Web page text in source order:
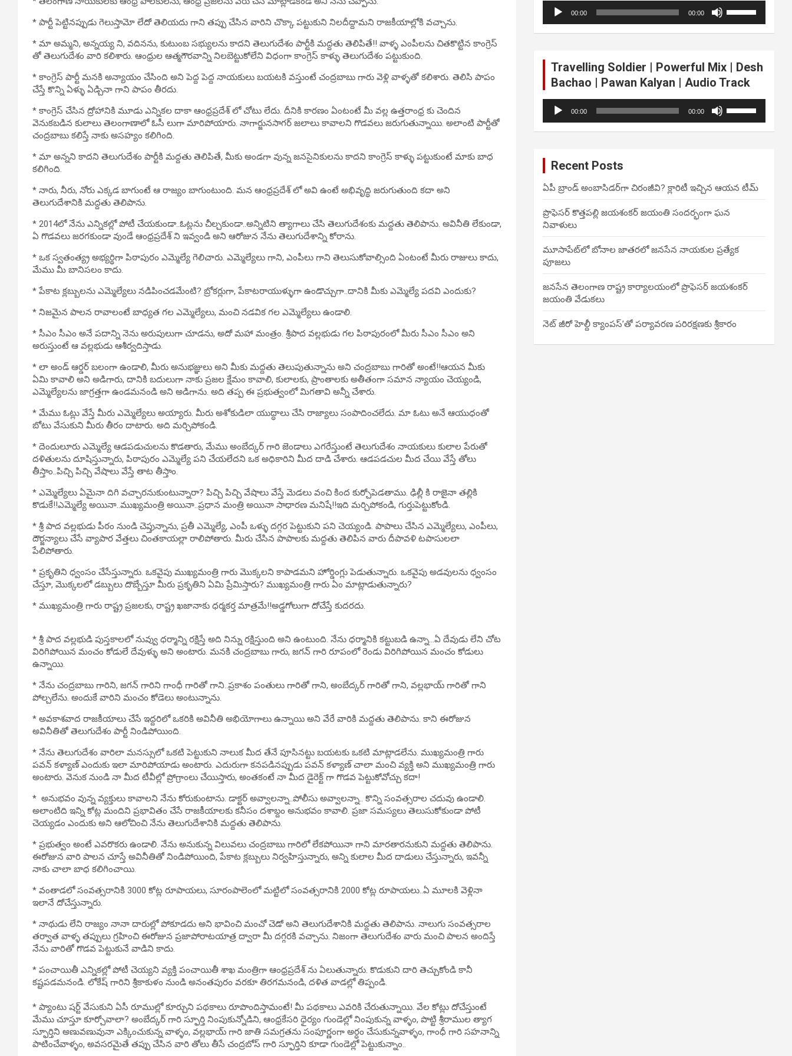
* పార్టీ పెట్టినప్పుడు గెలుస్తామో లేదో తెలియదు గాని తప్పు చేసిన వారిని చొక్కా పట్టుకుని నిలదీద్దామని రాజకీయాల్లోకి వచ్చాను.
* మా అమ్మని, అన్నయ్య ని, వదినను, కుటుంబ సభ్యులను కాదని తెలుగుదేశం పార్టీకి మద్దతు తెలిపితే!! వాళ్ళ ఎంపీలను చితకొట్టిన కాంగ్రెస్
తో తెలుగుదేశం వారి కలిశారు. ఆంధ్రుల ఆత్మగౌరవాన్ని నిలబెట్టుకోలేని విధంగా కాంగ్రెస్ కాళ్ళు తెలుగుదేశం పట్టుకుంది.
* కాంగ్రెస్ పార్టీ మనకి అన్యాయం చేసింది అని పెద్ద పెద్ద నాయకులు బయటకి వస్తుంటే చంద్రబాబు గారు వెళ్లి వాళ్ళతో కలిశారు. తెలిసి పాపం
చేస్తే కొన్ని ఏళ్ళు ఏడ్చినా గాని పాపం తీరదు.
* కాంగ్రెస్ చేసిన ద్రోహానికి మూడు ఎన్నికల దాకా ఆంధ్రప్రదేశ్ లో చోటు లేదు. దీనికి కారణం ఏంటంటే మీ వల్ల ఉత్తరాంధ్ర కు చెందిన
వెనుకబడిన కులాలు తెలంగాణాలో ఓసీ లుగా మారిపోయారు. నాగార్జునసాగర్ జలాలు కావాలని గొడవలు జరుగుతున్నాయి. అలాంటి పార్టీతో
చంద్రబాబు కలిస్తే నాకు అసహ్యం కలిగింది.
* మా అన్నని కాదని తెలుగుదేశం పార్టీకి మద్దతు తెలిపితే, మీకు అండగా వున్న జనసైనికులను కాదని కాంగ్రెస్ కాళ్ళు పట్టుకుంటే మాకు బాధ
కలిగింది.
* నారు, నీరు, నోరు ఎక్కడ బాగుంటే ఆ రాజ్యం బాగుంటుంది. మన ఆంధ్రప్రదేశ్ లో అవి ఉంటే అభివృద్ధి జరుగుతుంది కదా అని
తెలుగుదేశానికి మద్దతు తెలిపాను.
* 2014లో నేను ఎన్నికల్లో పోటీ చేయకుండా..ఓట్లను చీల్చకుండా..అన్నిటిని త్యాగాలు చేసి తెలుగుదేశంకు మద్దతు తెలిపాను. అవినీతి లేకుండా,
ఏ గొడవలు జరగకుండా వుండే ఆంధ్రప్రదేశ్ ని ఇవ్వండి అని ఆరోజున నేను తెలుగుదేశాన్ని కోరాను.
* ఒక స్వతంత్య్ర అభ్యర్థిగా పిఠాపురం ఎమ్మెల్యే గెలిచారు. ఎమ్మెల్యేలు గాని, ఎంపీలు గాని తెలుసుకోవాల్సింది ఏంటంటే మీరు రాజులు కాదు,
మేము మీ బానిసలం కాదు.
* పేకాట క్లబ్బులను ఎమ్మెల్యేలు నడిపించడమేంటి? బ్రోకర్లుగా, పేకాటరాయుళ్ళుగా ఉండొచ్చుగా..దానికి మీకు ఎమ్మెల్యే పదవి ఎందుకు?
* నిజమైన పాలన రావాలంటే బాధ్యత గల ఎమ్మెల్యేలు, మంచి నడవిక గల ఎమ్మెల్యేలు ఉండాలి.
* సీఎం సీఎం అనే పదాన్ని నెను అరుపులుగా చూడను, అదో మహా మంత్రం. శ్రీపాద వల్లభుడు గల పిఠాపురంలో మీరు సీఎం సీఎం అని
అరుస్తుంటే ఆ వల్లభుడు ఆశీర్వదిస్తాడు.
* లా అండ్ ఆర్డర్ బలంగా ఉండాలి, మీరు అనుభజ్ఞులు అని మీకు మద్దతు తెలుపుతున్నాను అని చంద్రబాబు గారితో అంటే!!ఆయన మీకు
ఏమి కావాలి అని అడిగారు, దానికి బదులుగా నాకు ప్రజల క్షేమం కావాలి, కులాలకు, ప్రాంతాలకు అతీతంగా సమాన న్యాయం చెయ్యండి,
ఎమ్మెల్యేలను జాగ్రత్తగా ఉండమనండి అని అడిగాను. అది తప్ప ఈ ప్రభుత్వంలో మిగతావి అన్నీ చేశారు.
* మేము ఓట్లు వేస్తే మీరు ఎమ్మెల్యేలు అయ్యారు. మీరు అశోకుడిలా యుద్ధాలు చేసి రాజ్యాలు సంపాదించలేదు. మా ఓటు అనే ఆయుధంతో
బోటు వేసుకుని మీరు తీరం దాటారు. అది మర్చిపోకండి.
* దెందులూరు ఎమ్మెల్యే ఆడపడుచులను కొడతారు, మేము అంబేద్కర్ గారి జెండాలు ఎగరేస్తుంటే తెలుగుదేశం నాయకులు కులాల పేరుతో
దళితులను దూషిస్తున్నారు, పిఠాపురం ఎమ్మెల్యే పని చేయలేదని ఒక అధికారిని మీద దాడి చేశారు. ఆడపడచుల మీద చేయి వేస్తే తోలు
తీస్తాం..పిచ్చి పిచ్చి వేషాలు వేస్తే తాట తీస్తాం.
* ఎమ్మెల్యేలు ఏమైనా దిగి వచ్చారనుకుంటున్నారా? పిచ్చి పిచ్చి వేషాలు వేస్తే మెడలు వంచి కింద కుర్చోపెడతాము. ఢిల్లీ కి రాజైనా తల్లికి
కొడుకే!!ఎమ్మెల్యే అయినా..ముఖ్యమంత్రి అయినా..ప్రధాన మంత్రి అయినా సాధారణ మనిషే!!ఇది మర్చిపోకండి, గుర్తుపెట్టుకోండి.
* శ్రీ పాద వల్లభుడు పీఠం నుండి చెప్తున్నాను, ప్రతీ ఎమ్మెల్యే, ఎంపీ ఒళ్ళు దగ్గర పెట్టుకుని పని చెయ్యండి. పాపాలు చేసిన ఎమ్మెల్యేలు, ఎంపీలు,
దౌర్జన్యాలు చేసే వ్యాపార వేత్తలు చింతకాయల్లా రాలిపోతారు. మీరు చేసిన పాపాలకు మద్దతు తెలిపిన వారు దీపావళి టపాసులలా
పేలిపోతారు.
* ప్రకృతిని ధ్వంసం చేసేస్తున్నారు. ఒకవైపు ముఖ్యమంత్రి గారు మొక్కలని కాపాడమని హోర్డింగ్లు పెడుతున్నారు. ఒకవైపు అడవులను ధ్వంసం
చేస్తూ, మొక్కలలో డబ్బులు దొబ్బేస్తూ మీరు ప్రకృతిని ఏమి ప్రేమిస్తారు? ముఖ్యమంత్రి గారు ఏం మాట్లాడుతున్నారు?
* ముఖ్యమంత్రి గారు రాష్ట్ర ప్రజలకు, రాష్ట్ర ఖజానాకు ధర్మకర్త మాత్రమే!!అడ్డగోలుగా దోచేస్తే కుదరదు.
* శ్రీ పాద వల్లభుడి పుస్తకాలలో నువ్వు ధర్మాన్ని రక్షిస్తే అది నిన్ను రక్షిస్తుంది అని ఉంటుంది. నేను ధర్మానికి కట్టుబడి ఉన్నా…ఏ దేవుడు లేని చోట
విరిగిపోయిన మంచం కోడులే దేవుళ్ళు అని అంటారు. మనకి చంద్రబాబు గారు, జగన్ గారి రూపంలో రెండు విరిగిపోయిన మంచం కోడులు
ఉన్నాయి.
* నేను చంద్రబాబు గారిని, జగన్ గారిని గాంధీ గారితో గాని..ప్రకాశం పంతులు గారితో గాని, అంబేద్కర్ గారితో గాని, వల్లభాయ్ గారితో గాని
పోల్చలేను. అందుకే వారిని మంచం కోడెలు అంటున్నాను.
* అవకాశవాద రాజకీయాలు చేసే ఇద్దరిలో ఒకరికి అవినీతి అభియోగాలు ఉన్నాయి అని వేరే వారికి మద్దతు తెలిపాను. కాని ఈరోజున
అవినీతితో తెలుగుదేశం పార్టీ నిండిపోయింది.
* నేను తెలుగుదేశం వారిలా మనస్సులో ఒకటి పెట్టుకుని నాలుక మీద తేనే పూసినట్టు బయటకు ఒకటి మాట్లాడలేను. ముఖ్యమంత్రి గారు
పవన్ కళ్యాణ్ ఎందుకు ఇలా మారిపోయాడు అంటారు. ఎదురుగా కనపడినప్పుడు పవన్ కళ్యాణ్ చాలా మంచి వ్యక్తి అని ముఖ్యమంత్రి గారు
అంటారు. వెనుక నుండి నా మీద టీవీల్లో ప్రోగ్రాంలు చేయిస్తారు, అంతకంటే నా మీద డైరెక్ట్ గా గొడవ పెట్టుకోవోచ్చు కదా!
* అనుభవం వున్న వ్యక్తులు కావాలని నేను కోరుకుంటాను. డాక్టర్ అవ్వాలన్నా..పోలీసు అవ్వాలన్నా.. కొన్ని సంవత్సరాల చదువు ఉండాలి.
అలాంటిది ఇన్ని కోట్ల మందిని ప్రభావితం చేసే రాజకీయాలకు కనీసం దశాబ్దం అనుభవం కావాలి. ప్రజా సమస్యలు తెలుసుకోకుండా పోటీ
చెయ్యడం ఎందుకు అని ఆలోచించి నేను తెలుగుదేశానికి మద్దతు తెలిపాను.
* ప్రభుత్వం అంటే ఎవరొకరు ఉండాలి. నేను అనుకున్న విలువలు చంద్రబాబు గారిలో లేకపోయినా గాని మారతారనుకుని మద్దతు తెలిపాను.
ఈరోజున వారి పాలన చూస్తే అవినీతితో నిండిపోయింది, పేకాట క్లబ్బులు నిర్వహిస్తున్నారు, అన్ని కులాల మీద దాడులు చేస్తున్నారు, ఇవన్నీ
నాకు చాలా బాధ కలిగించాయి.
* వంతాడలో సంవత్సరానికి 3000 కోట్ల రూపాయలు, సూరంపాలెంలో మట్టిలో సంవత్సరానికి 2000 కోట్ల రూపాయలు..ఏ మూలకి వెళ్లినా
ఇలానే దోచేస్తున్నారు.
* నాథుడు లేని రాజ్యం నానా దారుల్లో పోకూడదు అని భావించి మంచో చెడో అని తెలుగుదేశానికి మద్దతు తెలిపాను. నాలుగు సంవత్సరాల
తర్వాత వాళ్ళ తప్పులు గ్రహించి ఈరోజున ప్రజాపోరాటయాత్ర ద్వారా మీ దగ్గరకి వచ్చాను. నిజంగా తెలుగుదేశం వారు మంచి పాలన అందిస్తే
నేను వారితో గొడవ పెట్టుకునే వాడిని కాదు.
* పంచాయితీ ఎన్నికల్లో పోటీ చెయ్యని వ్యక్తి పంచాయితీ శాఖ మంత్రిగా ఆంధ్రప్రదేశ్ ను ఏలుతున్నారు. కొడుకుని దారి తెచ్చుకోండి కానీ
కష్టపడమనండి. లోకేష్ గారిని శ్రీకాకుళం నుండి అనంతపురం వరకూ తిరగమనండి, దళిత వాడల్లో తిప్పండి.
* ప్యాంటు షర్ట్ వేసుకుని ఏసీ రూముల్లో కూర్చుని పథకాలు రూపొందిస్తామంటే! మీ పథకాలు ఎవరికి చేరుతున్నాయి. వేల కోట్లు దోచేస్తుంటే
మేము చూస్తూ కూర్చోవాలా? అంబేద్కర్ గారి స్ఫూర్తి నింపుకున్నోడిని, ఆంధ్రకేసరి ధైర్యం గుండెల్లో నింపుకున్న వాళ్ళం, పొట్టి శ్రీరాముల త్యాగ
స్ఫూర్తిని అణువణువునా ఎక్కించుకున్న వాళ్ళం, వల్లభాయ్ గారి జాతి సమగ్రతను సంపూర్ణంగా అర్ధం చేసుకున్నవాళ్ళం, గాంధీ గారి సహనాన్ని
పాటించేవాళ్ళం, అవసరమైతే తప్పు చేసిన వారి తోలు తీసే చంద్రబోస్ గారి స్ఫూర్తిని కూడా గుండెల్లో పెట్టుకున్నాం..
Audio
Player
00:00 00:00
Arrow
increase
or
Travelling Soldier | Powerful Mix | Desh
Bachao | Pawan Kalyan | Audio Track
Audio
Player
00:00 00:00
Arrow
decrease
Recent Posts
ఏపీ బ్రాండ్ అంబాసిడర్‌గా చిరంజీవి? క్లారిటీ ఇచ్చిన ఆయన టీమ్
ప్రొఫెసర్ కొత్తపల్లి జయశంకర్ జయంతి సందర్భంగా ఘన
నివాళులు
మూసాపేట్‌లో బోనాల జాతరలో జనసేన నాయకుల ప్రత్యేక
పూజలు
జనసేన తెలంగాణ రాష్ట్ర కార్యాలయంలో ప్రొఫెసర్ జయశంకర్
జయంతి వేడుకలు
నెట్ జీరో హెల్దీ క్యాంపస్’తో పర్యావరణ పరిరక్షణకు శ్రీకారం